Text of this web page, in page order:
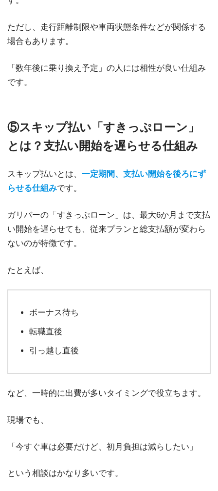
ただし、走行距離制限や車両状態条件などが関係する
場合もあります。
「数年後に乗り換え予定」の人には相性が良い仕組み
です。
⑤スキップ払い「すきっぷローン」
とは？支払い開始を遅らせる仕組み
スキップ払いとは、 一定期間、支払い開始を後ろにず
らせる仕組みです。
ガリバーの「すきっぷローン」は、最大6か月まで支払
い開始を遅らせても、従来プランと総支払額が変わら
ないのが特徴です。
たとえば、
ボーナス待ち
転職直後
引っ越し直後
など、一時的に出費が多いタイミングで役立ちます。
現場でも、
「今すぐ車は必要だけど、初月負担は減らしたい」
という相談はかなり多いです。